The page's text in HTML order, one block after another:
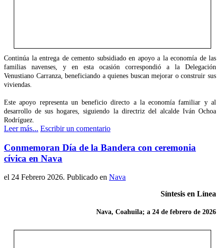
Continúa la entrega de cemento subsidiado en apoyo a la economía de las
familias navenses, y en esta ocasión correspondió a la Delegación
Venustiano Carranza, beneficiando a quienes buscan mejorar o construir sus
viviendas.
Este apoyo representa un beneficio directo a la economía familiar y al
desarrollo de sus hogares, siguiendo la directriz del alcalde Iván Ochoa
Rodríguez.
Leer más... Escribir un comentario
Conmemoran Día de la Bandera con ceremonia
cívica en Nava
el 24 Febrero 2026. Publicado en Nava
Síntesis en Línea
Nava, Coahuila; a 24 de febrero de 2026